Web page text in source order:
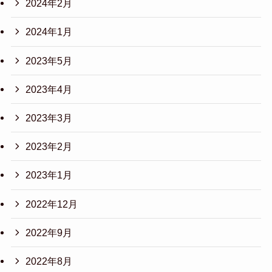
2024年2月
2024年1月
2023年5月
2023年4月
2023年3月
2023年2月
2023年1月
2022年12月
2022年9月
2022年8月